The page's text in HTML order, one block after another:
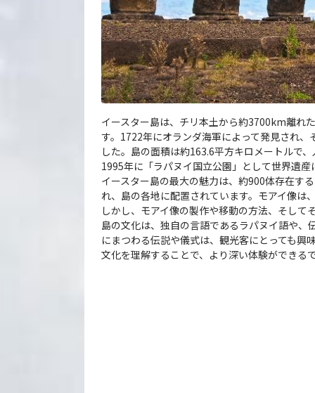
イースター島は、チリ本土から約3700km離れ
す。1722年にオランダ海軍によって発見され
した。島の面積は約163.6平方キロメートルで
1995年に「ラパヌイ国立公園」として世界遺
イースター島の最大の魅力は、約900体存在す
れ、島の各地に配置されています。モアイ像は
しかし、モアイ像の製作や移動の方法、そし
島の文化は、独自の言語であるラパヌイ語や、
にまつわる伝説や儀式は、観光客にとっても興
文化を理解することで、より深い体験ができる